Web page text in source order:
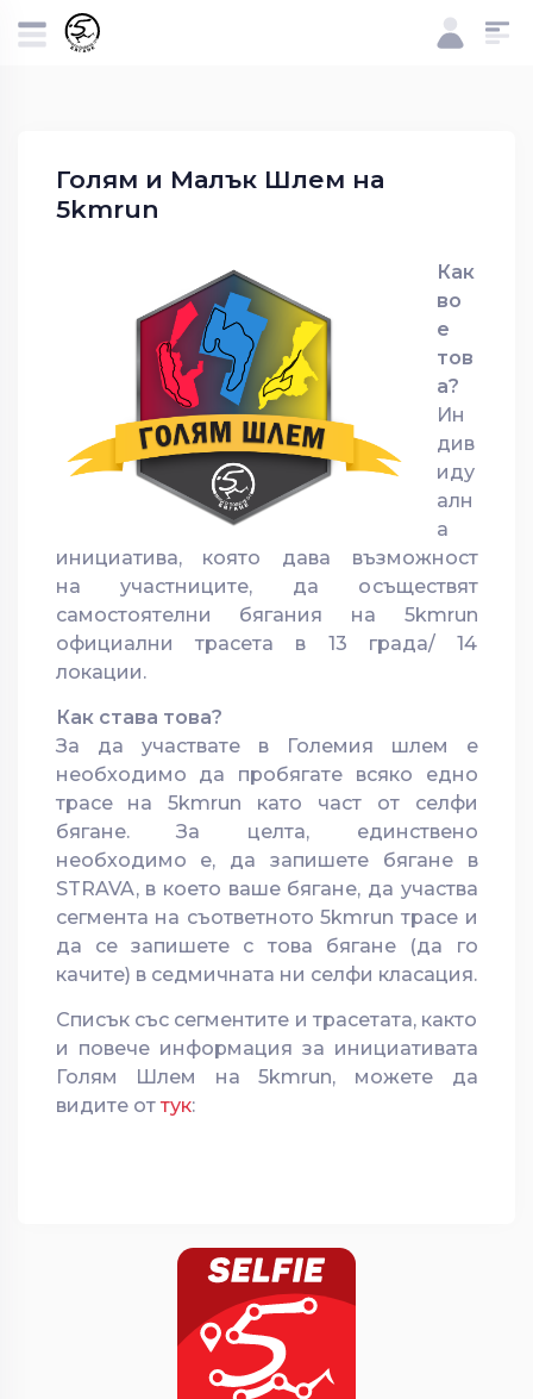
Голям и Малък Шлем на
5kmrun
Как
во
е
тов
а?
Ин
див
иду
алн
а
инициатива, която дава възможност
на участниците, да осъществят
самостоятелни бягания на 5kmrun
официални трасета в 13 града/ 14
локации.
Как става това?
За да участвате в Големия шлем е
необходимо да пробягате всяко едно
трасе на 5kmrun като част от селфи
бягане. За целта, единствено
необходимо е, да запишете бягане в
STRAVA, в което ваше бягане, да участва
сегмента на съответното 5kmrun трасе и
да се запишете с това бягане (да го
качите) в седмичната ни селфи класация.
Списък със сегментите и трасетата, както
и повече информация за инициативата
Голям Шлем на 5kmrun, можете да
видите оттук: